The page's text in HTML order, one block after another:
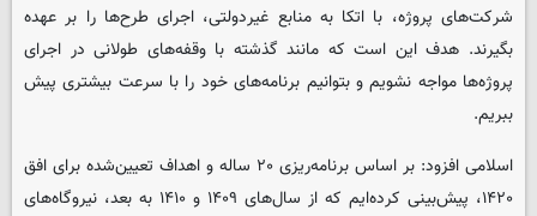
شرکت‌های پروژه، با اتکا به منابع غیردولتی، اجرای طرح‌ها را بر عهده
بگیرند. هدف این است که مانند گذشته با وقفه‌های طولانی در اجرای
پروژه‌ها مواجه نشویم و بتوانیم برنامه‌های خود را با سرعت بیشتری پیش
ببریم.
اسلامی افزود: بر اساس برنامه‌ریزی ۲۰ ساله و اهداف تعیین‌شده برای افق
۱۴۲۰، پیش‌بینی کرده‌ایم که از سال‌های ۱۴۰۹ و ۱۴۱۰ به بعد، نیروگاه‌های